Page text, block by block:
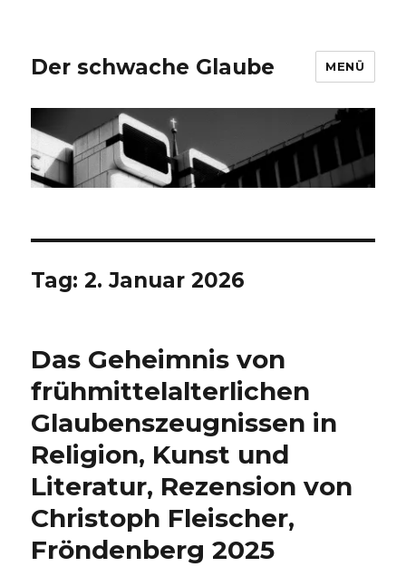
Der schwache Glaube MENÜ
Tag:2. Januar 2026
Das Geheimnis von
frühmittelalterlichen
Glaubenszeugnissen in
Religion, Kunst und
Literatur, Rezension von
Christoph Fleischer,
Fröndenberg 2025